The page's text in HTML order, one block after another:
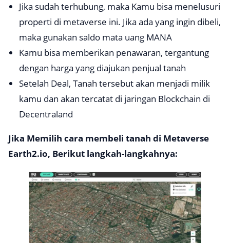
Jika sudah terhubung, maka Kamu bisa menelusuri
properti di metaverse ini. Jika ada yang ingin dibeli,
maka gunakan saldo mata uang MANA
Kamu bisa memberikan penawaran, tergantung
dengan harga yang diajukan penjual tanah
Setelah Deal, Tanah tersebut akan menjadi milik
kamu dan akan tercatat di jaringan Blockchain di
Decentraland
Jika Memilih cara membeli tanah di Metaverse
Earth2.io, Berikut langkah-langkahnya: